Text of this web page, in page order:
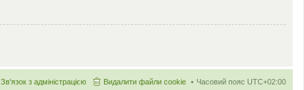
Часовий пояс UTC+02:00
Видалити файли cookie
Зв'язок з адміністрацією